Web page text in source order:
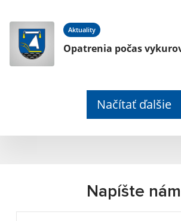
Aktuality
Opatrenia počas
Načítať ďalšie
Napíšte nám